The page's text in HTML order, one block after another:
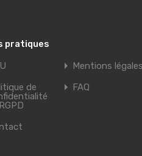
pratiques
Mentions légales
de
FAQ